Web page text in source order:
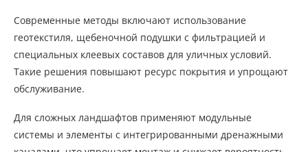
Современные методы включают использование
геотекстиля, щебеночной подушки с фильтрацией и
специальных клеевых составов для уличных условий.
Такие решения повышают ресурс покрытия и упрощают
обслуживание.
Для сложных ландшафтов применяют модульные
системы и элементы с интегрированными дренажными